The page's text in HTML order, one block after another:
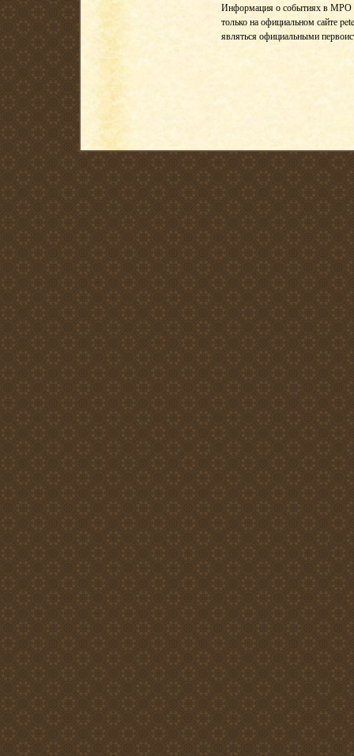
Информация о событиях в МРО
только на официальном сайте
являться официальными